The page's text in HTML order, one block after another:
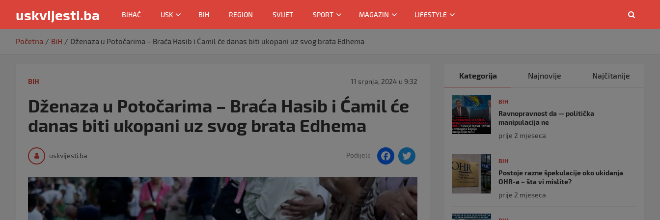
uskvijesti.ba BIHAĆ USK BIH REGION SVIJET SPORT MAGAZIN LIFESTYLE
Početna BiH Dženaza u Potočarima – Braća Hasib i Ćamil će danas biti ukopani uz svog brata Edhema
BIH 11 srpnja, 2024 u 9:32
Dženaza u Potočarima – Braća Hasib i Ćamil će
danas biti ukopani uz svog brata Edhema
uskvijesti.ba Podijeli:
F
c
e
er
Kategorija Najnovije Najčitanije
BIH
Ravnopravnost da — politička
manipulacija ne
prije 2 mjeseca
BIH
Postoje razne špekulacije oko ukidanja
OHR-a – šta vi mislite?
prije 2 mjeseca